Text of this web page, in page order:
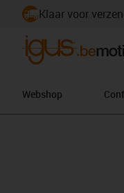
Klaar voor
Webshop